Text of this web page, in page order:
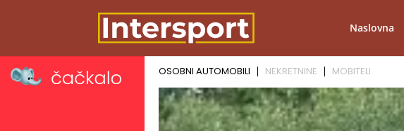
Naslovna